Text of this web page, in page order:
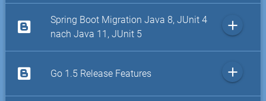
Spring Boot Migration Java 8, JUnit 4
nach Java 11, JUnit 5
add
Go 1.5 Release Features add